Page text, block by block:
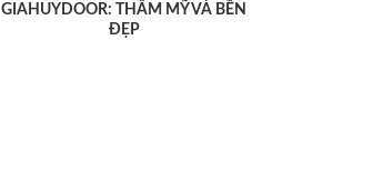
GIAHUYDOOR: THẨM MỸ VÀ BỀN
ĐẸP